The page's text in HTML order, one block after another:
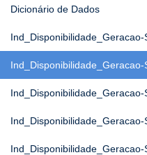
Dicionário de Dados
Ind_Disponibilidade_Geracao-
Ind_Disponibilidade_Geracao-
Ind_Disponibilidade_Geracao-
Ind_Disponibilidade_Geracao-
Ind_Disponibilidade_Geracao-